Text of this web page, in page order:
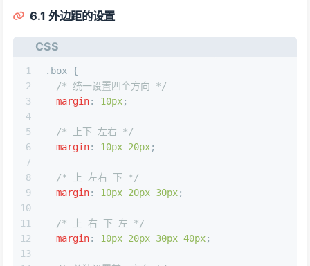
6.1 外边距的设置
CSS
1
2
3
4
5
6
7
8
9
10
11
12
13
.box {
/* 统一设置四个方向 */
margin: 10px;
/* 上下 左右 */
margin: 10px 20px;
/* 上 左右 下 */
margin: 10px 20px 30px;
/* 上 右 下 左 */
margin: 10px 20px 30px 40px;